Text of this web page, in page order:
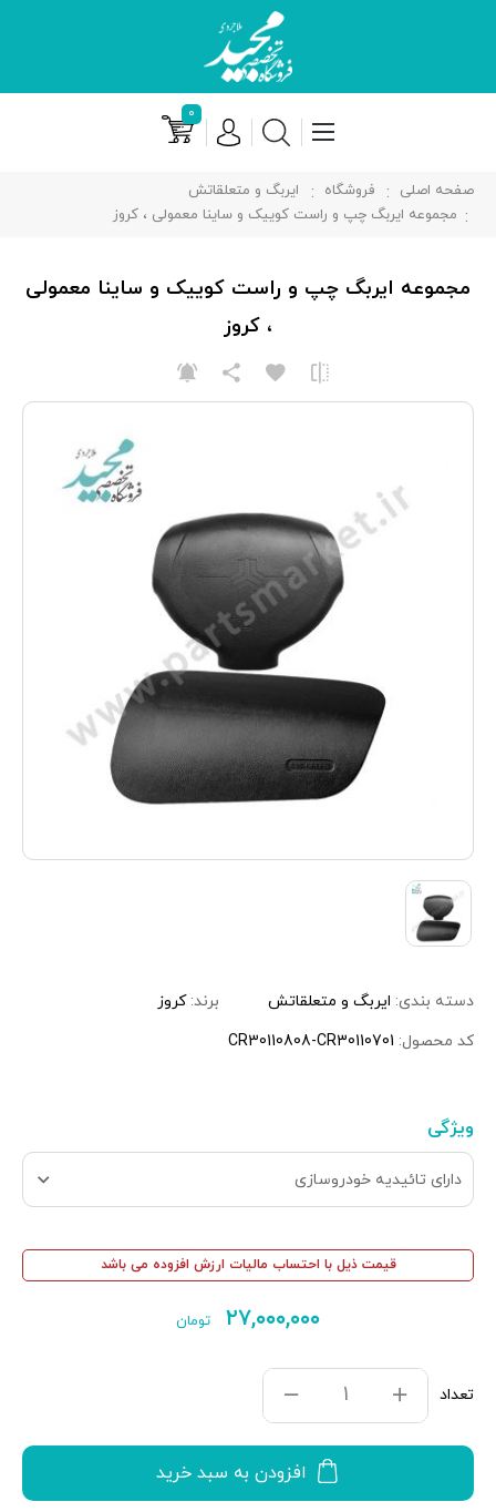
۰
صفحه اصلی فروشگاه
ایربگ و متعلقاتش
مجموعه ایربگ چپ و راست کوییک و ساینا معمولی ، کروز
دسته بندی: ایربگ و متعلقاتش برند:کروز
کد محصول: CR30110808-CR30110701
ویژگی
دارای تائیدیه خودروسازی
قیمت ذیل با احتساب مالیات ارزش افزوده می باشد
۲۷,۰۰۰,۰۰۰ تومان
تعداد
افزودن به سبد خرید
مجموعه ایربگ چپ و راست کوییک و ساینا معمولی
، کروز